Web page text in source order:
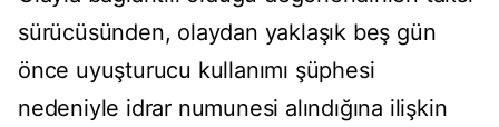
sürücüsünden, olaydan yaklaşık beş gün
önce uyuşturucu kullanımı şüphesi
nedeniyle idrar numunesi alındığına ilişkin